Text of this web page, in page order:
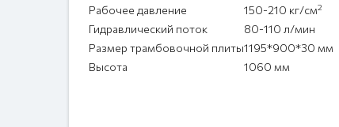
Рабочее давление
150-210 кг/см2
Гидравлический поток
80-110 л/мин
Размер трамбовочной плиты1195*900*30 мм
Высота
1060 мм